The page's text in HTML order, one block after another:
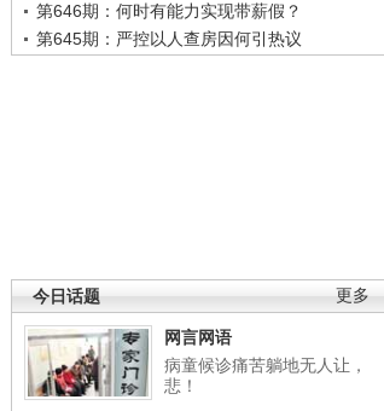
第646期：何时有能力实现带薪假？
第645期：严控以人查房因何引热议
更多
今日话题
网言网语
病童候诊痛苦躺地无人让，
悲！